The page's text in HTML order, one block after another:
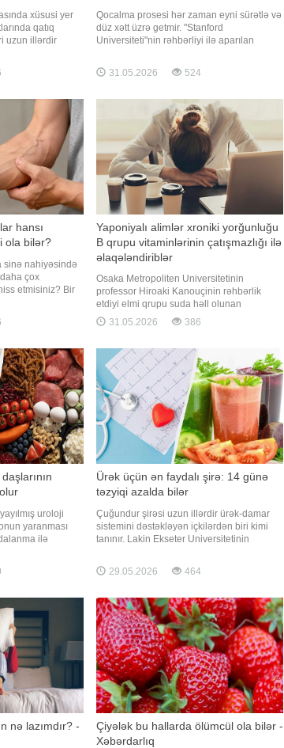
xüsusi yer
qatıq
uzun illərdir
vaxtda qəbul
həm də
Qocalma prosesi hər zaman eyni sürətlə və
düz xətt üzrə getmir. "Stanford
Universiteti"nin rəhbərliyi ilə aparılan
qocalma ilə bağlı molekulyar dəyişikliklərin
xüsusilə 44 və 60 yaş civarında kəskin
31.05.2026 524
hansı
ola bilər?
sinə nahiyəsində
çox
etmisiniz? Bir
xəbər verir ki,
damarlar
Yaponiyalı alimlər xroniki yorğunluğu
B qrupu vitaminlərinin çatışmazlığı ilə
əlaqələndiriblər
Osaka Metropoliten Universitetinin
professor Hiroaki Kanouçinin rəhbərlik
etdiyi elmi qrupu suda həll olunan
vitaminlərin çatışmazlığı ilə xroniki
yorğunluq sindromunun yaranması
"Report"un məlumatına görə, araşdırmanın
nəticələri "Medical Xpress"
31.05.2026 386
uroloji
yaranması
ilə
kimi, düzgün
gəlmə riskini də
Ürək üçün ən faydalı şirə: 14 günə
təzyiqi azalda bilər
Çuğundur şirəsi uzun illərdir ürək-damar
sistemini dəstəkləyən içkilərdən biri kimi
tanınır. Lakin Ekseter Universitetinin
göstərib ki, onun təsiri əvvəllər
düşünüləndən daha geniş ola bilər.
ABCZdrowie.pl yazır. Tədqiqatçıla
29.05.2026 464
nə lazımdır? -
Çiyələk bu hallarda ölümcül ola bilər -
Xəbərdarlıq